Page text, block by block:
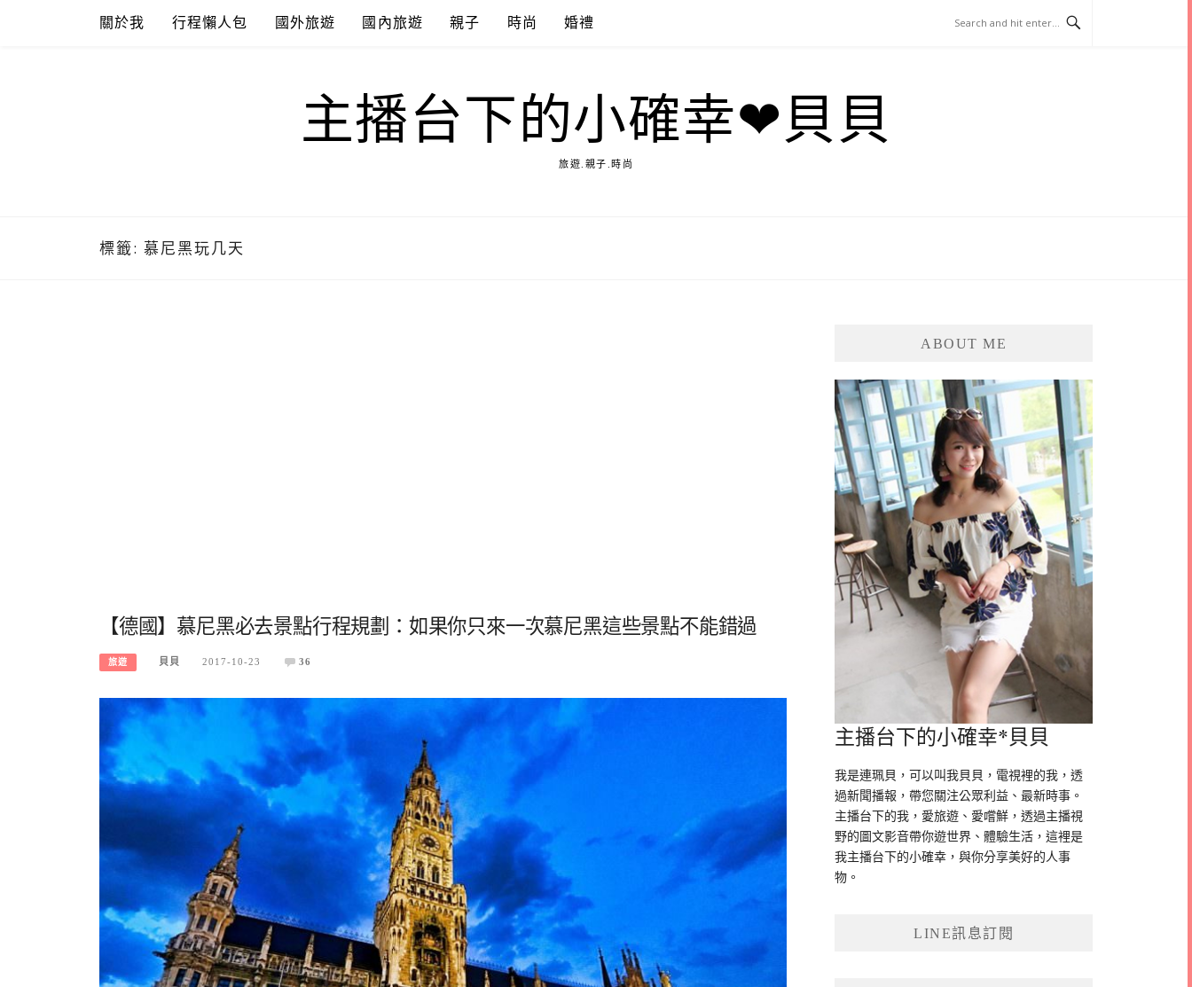
關於我 行程懶人包 國外旅遊 國內旅遊 親子 時尚 婚禮
主播台下的小確幸❤貝貝
旅遊.親子.時尚
標籤: 慕尼黑玩几天
【德國】慕尼黑必去景點行程規劃：如果你只來一次慕尼黑這些景點不能錯過
旅遊 貝貝 2017-10-23 36
ABOUT ME
主播台下的小確幸*貝貝
我是連珮貝，可以叫我貝貝，電視裡的我，透
過新聞播報，帶您關注公眾利益、最新時事。
主播台下的我，愛旅遊、愛嚐鮮，透過主播視
野的圖文影音帶你遊世界、體驗生活，這裡是
我主播台下的小確幸，與你分享美好的人事
物。
LINE訊息訂閱